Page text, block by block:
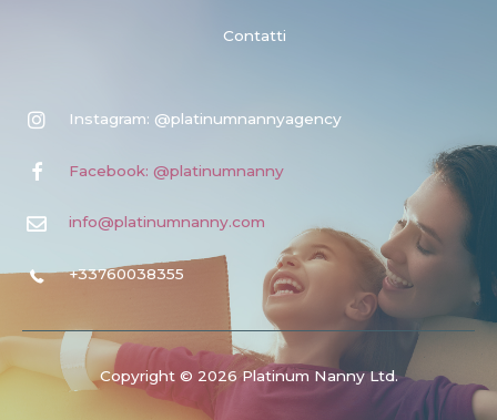
Contatti
Instagram: @platinumnannyagency
Facebook: @platinumnanny
info@platinumnanny.com
+33760038355
Copyright © 2026 Platinum Nanny Ltd.